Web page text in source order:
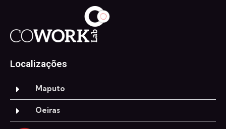
Localizações
Maputo
Oeiras